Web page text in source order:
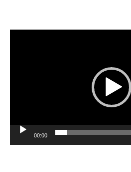
00:00